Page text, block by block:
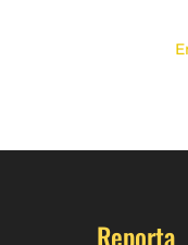
Reporta